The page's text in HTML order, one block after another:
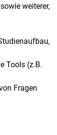
weiterer,
Tools (z.B.
Fragen